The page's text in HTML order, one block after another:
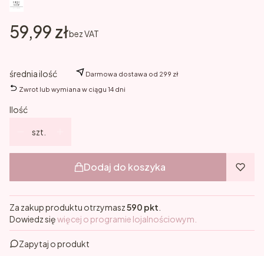
Cena
59,99 złbez VAT
średnia ilość
Darmowa dostawa od 299 zł
Zwrot lub wymiana w ciągu 14 dni
Ilość
szt.
Dodaj do koszyka
Za zakup produktu otrzymasz590 pkt
Dowiedz sięwięcej o programie lojalnościowym.
Zapytaj o produkt